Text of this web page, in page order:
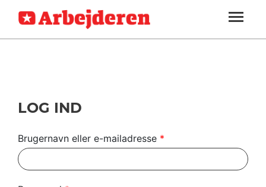
SEKTIONER
ARBEJDEREN
MENER
UDLAND
SOUNDCLOUD
ABONNER
LOG IND
LOG IND
Brugernavn eller e-mailadresse *